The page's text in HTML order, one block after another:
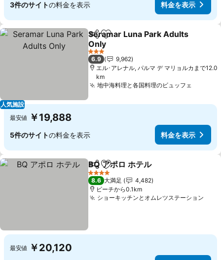
3件のサイトの料金を表示 料金を表示
人気施設
シェアお気に入りに追加
Seramar Luna Park Adults
Only
3 ホテルのランク
6.9
9,962
エル･アレナル, パルマ デ マリョルカまで12.0
km
地中海料理と各国料理のビュッフェ
最安値 ￥19,888
5件のサイトの料金を表示 料金を表示
シェアお気に入りに追加
BQ アポロ ホテル
4 ホテルのランク
8.6 大満足
4,482
ビーチから0.1km
ショーキッチンとオムレツステーション
最安値 ￥20,120